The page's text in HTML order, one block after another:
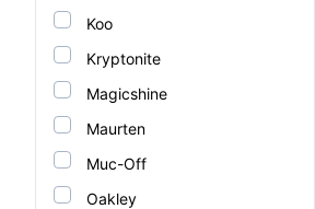
Koo
Kryptonite
Magicshine
Maurten
Muc-Off
Oakley